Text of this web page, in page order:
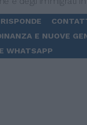
E NUOVE
WHATSAPP